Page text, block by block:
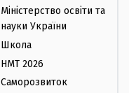
Міністерство освіти та
науки України
Школа
НМТ 2026
Саморозвиток